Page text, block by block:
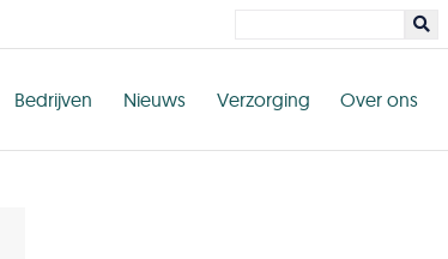
Bedrijven Nieuws Verzorging Over ons